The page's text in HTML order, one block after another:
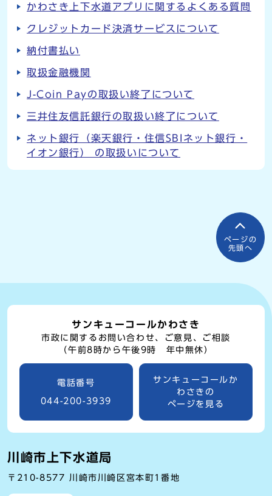
かわさき上下水道アプリに関するよくある質問
クレジットカード決済サービスについて
納付書払い
取扱金融機関
J-Coin Payの取扱い終了について
三井住友信託銀行の取扱い終了について
ネット銀行（楽天銀行・住信SBIネット銀行・
イオン銀行） の取扱いについて
ページの
先頭へ
サンキューコールかわさき
市政に関するお問い合わせ、ご意見、ご相談
（午前8時から午後9時 年中無休）
電話番号
044-200-3939
サンキューコールか
わさきの
ページを見る
川崎市上下水道局
〒210-8577 川崎市川崎区宮本町1番地